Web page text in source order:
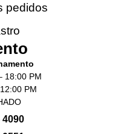
pedidos
18:00 PM
PM
4090‬